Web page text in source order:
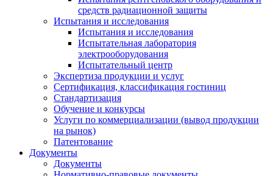
средств радиационной защиты
Испытания и исследования
Испытания и исследования
Испытательная лаборатория
электрооборудования
Испытательный центр
Экспертиза продукции и услуг
Сертификация, классификация гостиниц
Стандартизация
Обучение и конкурсы
Услуги по коммерциализации (вывод продукции
на рынок)
Патентование
Документы
Документы